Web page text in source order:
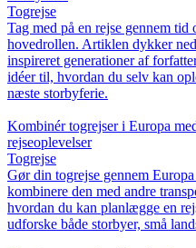
Togrejse
Tag med på en rejse gennem
hovedrollen. Artiklen dykker
inspireret generationer af
idéer til, hvordan du selv kan
næste storbyferie.
Kombinér togrejser i Europa
rejseoplevelser
Togrejse
Gør din togrejse gennem
kombinere den med andre
hvordan du kan planlægge en
udforske både storbyer, små